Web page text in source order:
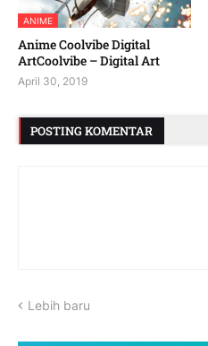
ANIME
Anime Coolvibe Digital
ArtCoolvibe – Digital Art
April 30, 2019
POSTING KOMENTAR
Lebih baru